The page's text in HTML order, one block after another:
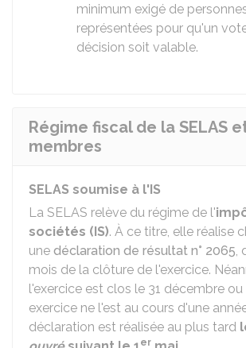
minimum exigé de
représentées pour qu'un
décision soit valable.
Régime fiscal de la SELAS
membres
SELAS soumise à l'IS
La SELAS relève du régime de l'
sociétés (IS). À ce titre, elle réalise
une déclaration de résultat n° 2065,
mois de la clôture de l'exercice.
l'exercice est clos le 31 décembre ou
exercice ne l'est au cours d'une
déclaration est réalisée au plus tard
er